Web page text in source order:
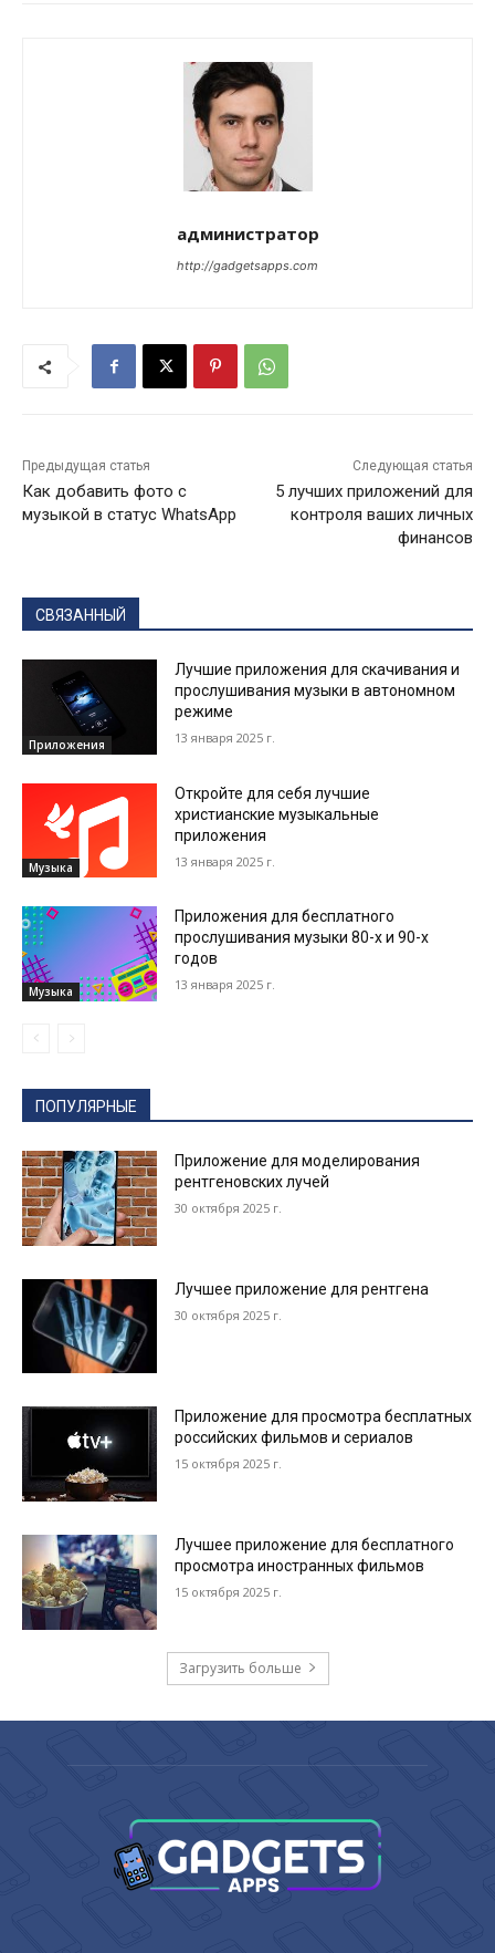
администратор
http://gadgetsapps.com
Предыдущая статья
Как добавить фото с
музыкой в статус WhatsApp
Следующая статья
5 лучших приложений для
контроля ваших личных
финансов
СВЯЗАННЫЙ
Приложения
Лучшие приложения для скачивания и
прослушивания музыки в автономном
режиме
13 января 2025 г.
Музыка
Откройте для себя лучшие
христианские музыкальные
приложения
13 января 2025 г.
Музыка
Приложения для бесплатного
прослушивания музыки 80-х и 90-х
годов
13 января 2025 г.
ПОПУЛЯРНЫЕ
Приложение для моделирования
рентгеновских лучей
30 октября 2025 г.
Лучшее приложение для рентгена
30 октября 2025 г.
Приложение для просмотра бесплатных
российских фильмов и сериалов
15 октября 2025 г.
Лучшее приложение для бесплатного
просмотра иностранных фильмов
15 октября 2025 г.
Загрузить больше